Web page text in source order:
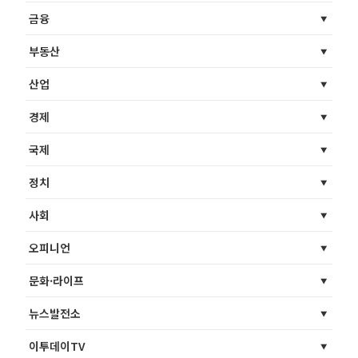
금융
부동산
산업
경제
국제
정치
사회
오피니언
문화·라이프
뉴스발전소
이투데이TV